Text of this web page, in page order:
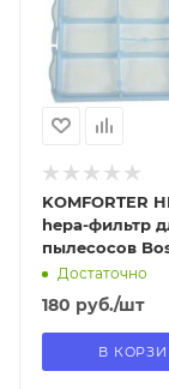
В наличии в
самовывоза
Нет
KOMFORTER
hepa-фильтр
пылесосов
Достаточно
180 руб./шт
В